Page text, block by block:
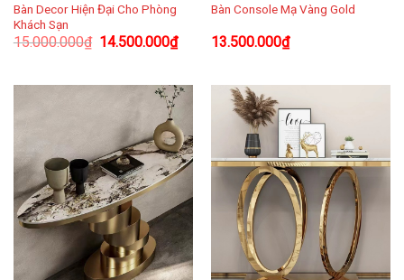
Bàn Decor Hiện Đại Cho Phòng
Khách Sạn
15.000.000₫ 14.500.000₫
Bàn Console Mạ Vàng Gold
13.500.000₫